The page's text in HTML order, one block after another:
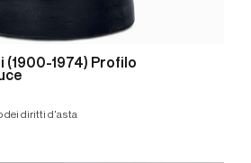
(1900-1974) Profilo
dei diritti d'asta